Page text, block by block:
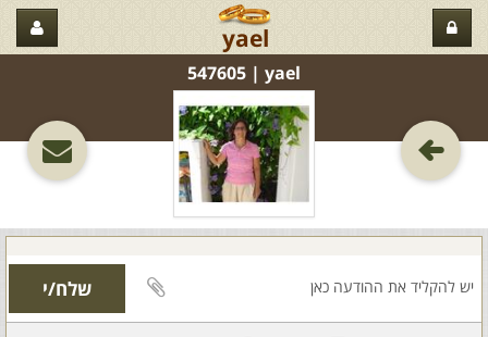
yael
yael‏ | 547605